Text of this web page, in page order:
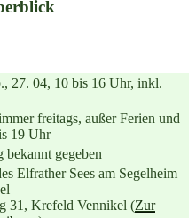
27. 04, 10 bis 16 Uhr, inkl.
freitags, außer Ferien und
19 Uhr
bekannt gegeben
Elfrather Sees am Segelheim
31, Krefeld Vennikel (Zur